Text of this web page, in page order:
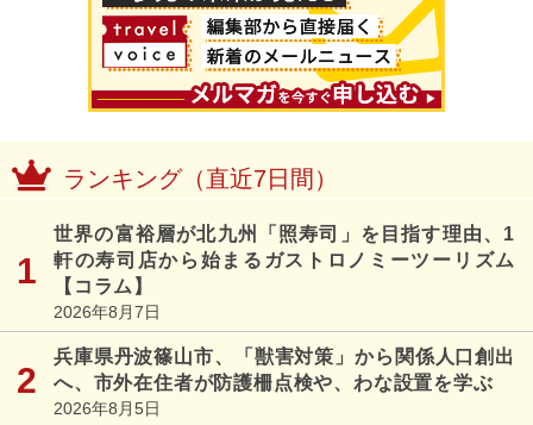
ランキング（直近7日間）
世界の富裕層が北九州「照寿司」を目指す理由、1
軒の寿司店から始まるガストロノミーツーリズム
【コラム】
2026年8月7日
兵庫県丹波篠山市、「獣害対策」から関係人口創出
へ、市外在住者が防護柵点検や、わな設置を学ぶ
2026年8月5日